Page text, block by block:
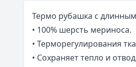
Термо рубашка с
• 100% шерсть мериноса.
• Терморегулирования
• Сохраняет тепло и